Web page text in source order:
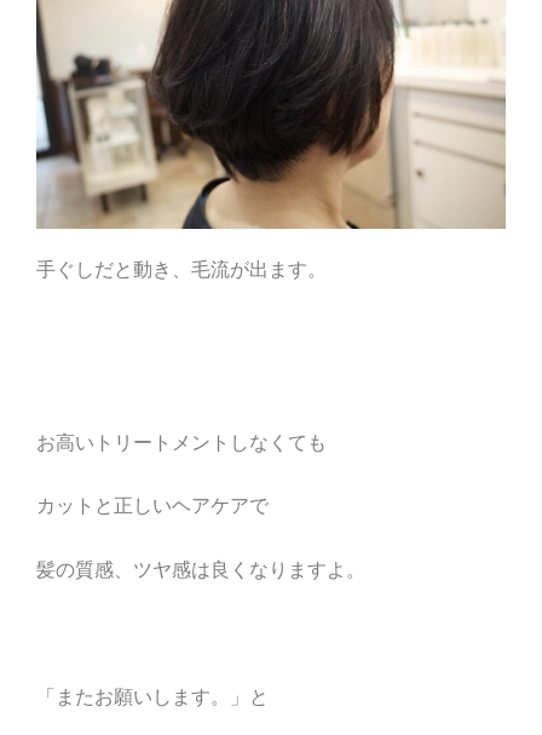
手ぐしだと動き、毛流が出ます。
お高いトリートメントしなくても
カットと正しいヘアケアで
髪の質感、ツヤ感は良くなりますよ。
「またお願いします。」と